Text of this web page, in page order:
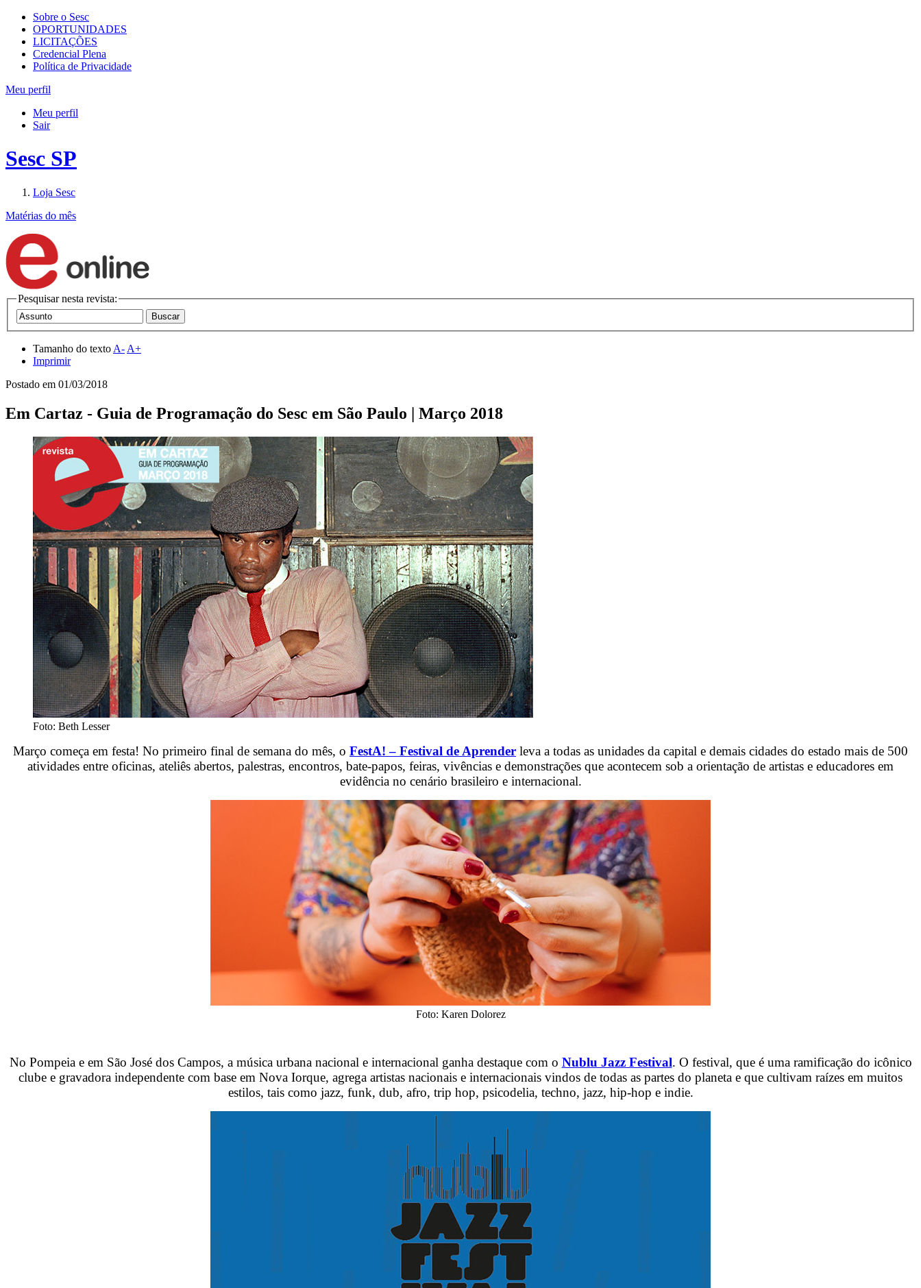
Sobre o Sesc
OPORTUNIDADES
LICITAÇÕES
Credencial Plena
Política de Privacidade
Meu perfil
Meu perfil
Sair
Sesc SP
Loja Sesc
Matérias do mês
Pesquisar nesta revista:
Tamanho do texto A- A+
Imprimir
Postado em 01/03/2018
Em Cartaz - Guia de Programação do Sesc em São Paulo | Março 2018
Foto: Beth Lesser
Março começa em festa! No primeiro final de semana do mês, o FestA! – Festival de Aprender leva a todas as unidades da capital e demais cidades do estado mais de 500
atividades entre oficinas, ateliês abertos, palestras, encontros, bate-papos, feiras, vivências e demonstrações que acontecem sob a orientação de artistas e educadores em
evidência no cenário brasileiro e internacional.
Foto: Karen Dolorez
No Pompeia e em São José dos Campos, a música urbana nacional e internacional ganha destaque com o Nublu Jazz Festival. O festival, que é uma ramificação do icônico
clube e gravadora independente com base em Nova Iorque, agrega artistas nacionais e internacionais vindos de todas as partes do planeta e que cultivam raízes em muitos
estilos, tais como jazz, funk, dub, afro, trip hop, psicodelia, techno, jazz, hip-hop e indie.